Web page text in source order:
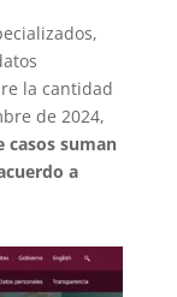
la cantidad
de 2024,
casos suman
a